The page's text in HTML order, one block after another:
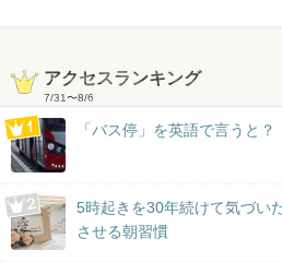
アクセスランキング
7/31〜8/6
「バス停」を英語で言うと？
5時起きを30年続けて気づい
させる朝習慣